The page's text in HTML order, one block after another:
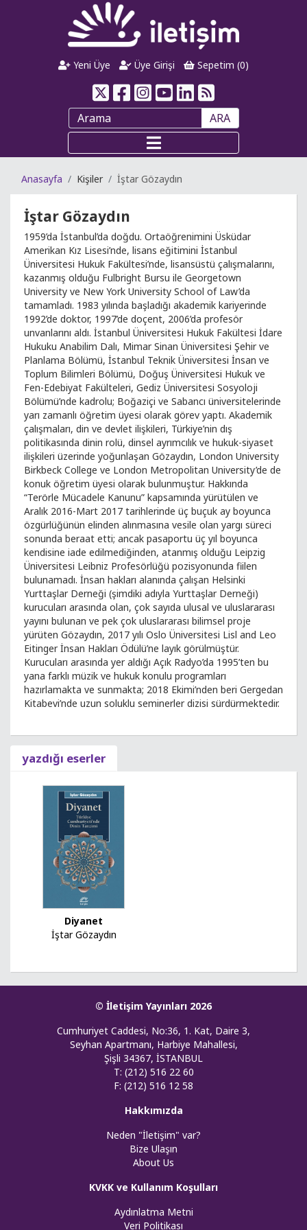
Yeni Üye Üye Girişi Sepetim (0)
ARA
Anasayfa Kişiler İştar Gözaydın
İştar Gözaydın
1959’da İstanbul’da doğdu. Ortaöğrenimini Üsküdar
Amerikan Kız Lisesi’nde, lisans eğitimini İstanbul
Üniversitesi Hukuk Fakültesi’nde, lisansüstü çalışmalarını,
kazanmış olduğu Fulbright Bursu ile Georgetown
University ve New York University School of Law’da
tamamladı. 1983 yılında başladığı akademik kariyerinde
1992’de doktor, 1997’de doçent, 2006’da profesör
unvanlarını aldı. İstanbul Üniversitesi Hukuk Fakültesi İdare
Hukuku Anabilim Dalı, Mimar Sinan Üniversitesi Şehir ve
Planlama Bölümü, İstanbul Teknik Üniversitesi İnsan ve
Toplum Bilimleri Bölümü, Doğuş Üniversitesi Hukuk ve
Fen-Edebiyat Fakülteleri, Gediz Üniversitesi Sosyoloji
Bölümü’nde kadrolu; Boğaziçi ve Sabancı üniversitelerinde
yarı zamanlı öğretim üyesi olarak görev yaptı. Akademik
çalışmaları, din ve devlet ilişkileri, Türkiye’nin dış
politikasında dinin rolü, dinsel ayrımcılık ve hukuk-siyaset
ilişkileri üzerinde yoğunlaşan Gözaydın, London University
Birkbeck College ve London Metropolitan University’de de
konuk öğretim üyesi olarak bulunmuştur. Hakkında
“Terörle Mücadele Kanunu” kapsamında yürütülen ve
Aralık 2016-Mart 2017 tarihlerinde üç buçuk ay boyunca
özgürlüğünün elinden alınmasına vesile olan yargı süreci
sonunda beraat etti; ancak pasaportu üç yıl boyunca
kendisine iade edilmediğinden, atanmış olduğu Leipzig
Üniversitesi Leibniz Profesörlüğü pozisyonunda fiilen
bulunamadı. İnsan hakları alanında çalışan Helsinki
Yurttaşlar Derneği (şimdiki adıyla Yurttaşlar Derneği)
kurucuları arasında olan, çok sayıda ulusal ve uluslararası
yayını bulunan ve pek çok uluslararası bilimsel proje
yürüten Gözaydın, 2017 yılı Oslo Üniversitesi Lisl and Leo
Eitinger İnsan Hakları Ödülü’ne layık görülmüştür.
Kurucuları arasında yer aldığı Açık Radyo’da 1995’ten bu
yana farklı müzik ve hukuk konulu programları
hazırlamakta ve sunmakta; 2018 Ekimi’nden beri Gergedan
Kitabevi’nde uzun soluklu seminerler dizisi sürdürmektedir.
yazdığı eserler
Diyanet
İştar Gözaydın
© İletişim Yayınları 2026
Cumhuriyet Caddesi, No:36, 1. Kat, Daire 3,
Seyhan Apartmanı, Harbiye Mahallesi,
Şişli 34367, İSTANBUL
T: (212) 516 22 60
F: (212) 516 12 58
Hakkımızda
Neden "İletişim" var?
Bize Ulaşın
About Us
KVKK ve Kullanım Koşulları
Aydınlatma Metni
Veri Politikası